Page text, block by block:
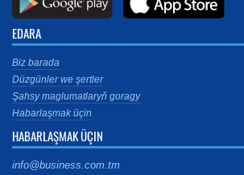
EDARA
Biz barada
Düzgünler we şertler
Şahsy maglumatlaryň goragy
Habarlaşmak üçin
HABARLAŞMAK ÜÇIN
info@business.com.tm